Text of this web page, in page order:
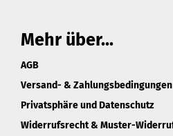
Mehr über...
AGB
Versand- & Zahlungsbedingungen
Privatsphäre und Datenschutz
Widerrufsrecht & Muster-